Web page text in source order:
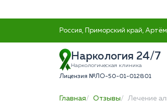
Россия, Приморский край,
Наркология 24/7
Наркологическая клиника
Лицензия №ЛО-50-01-012801
Главная Отзывы Лечение